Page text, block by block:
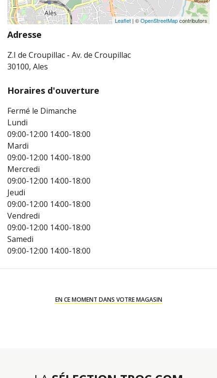
Leaflet | ©OpenStreetMapcontributors
Adresse
Z.I de Croupillac - Av. de Croupillac
30100, Ales
Horaires d'ouverture
Fermé le Dimanche
Lundi
09:00-12:00 14:00-18:00
Mardi
09:00-12:00 14:00-18:00
Mercredi
09:00-12:00 14:00-18:00
Jeudi
09:00-12:00 14:00-18:00
Vendredi
09:00-12:00 14:00-18:00
Samedi
09:00-12:00 14:00-18:00
EN CE MOMENT DANS VOTRE MAGASIN